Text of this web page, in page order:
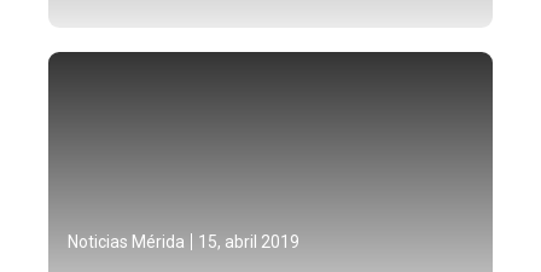
Noticias Mérida 15, abril 2019